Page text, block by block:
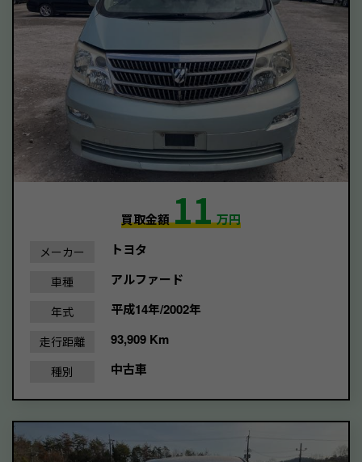
買取金額11万円
メーカー トヨタ
車種 アルファード
年式 平成14年/2002年
走行距離 93,909 Km
種別 中古車